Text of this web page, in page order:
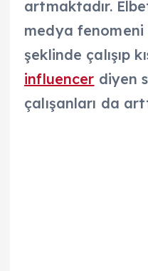
artmaktadır.
medya
şeklinde çalışıp
influencer diyen
çalışanları da